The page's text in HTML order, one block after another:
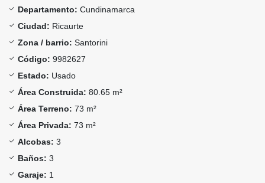
Departamento: Cundinamarca
Ciudad: Ricaurte
Zona / barrio: Santorini
Código: 9982627
Estado: Usado
Área Construida: 80.65 m²
Área Terreno: 73 m²
Área Privada: 73 m²
Alcobas: 3
Baños: 3
Garaje: 1